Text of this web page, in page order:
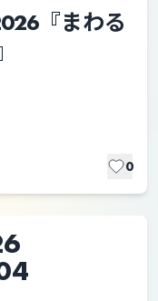
『まわる
0